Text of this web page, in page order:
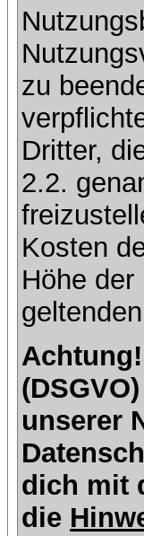
zu
Dritter,
2.2.
Kosten
Höhe
unserer
dich mit
die